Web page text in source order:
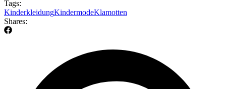
Tags:
KinderkleidungKindermodeKlamotten
Shares: